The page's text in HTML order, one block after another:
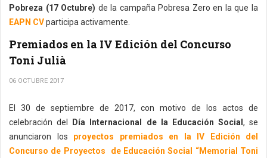
Pobreza (17 Octubre) de la campaña Pobresa Zero en la que la
EAPN CVparticipa activamente.
Premiados en la IV Edición del Concurso
Toni Julià
06 OCTUBRE 2017
El 30 de septiembre de 2017, con motivo de los actos de
celebración del
Día Internacional de la Educación Social , se
anunciaron los proyectos premiados en la IV Edición del
Concurso de Proyectos de Educación Social “Memorial Toni